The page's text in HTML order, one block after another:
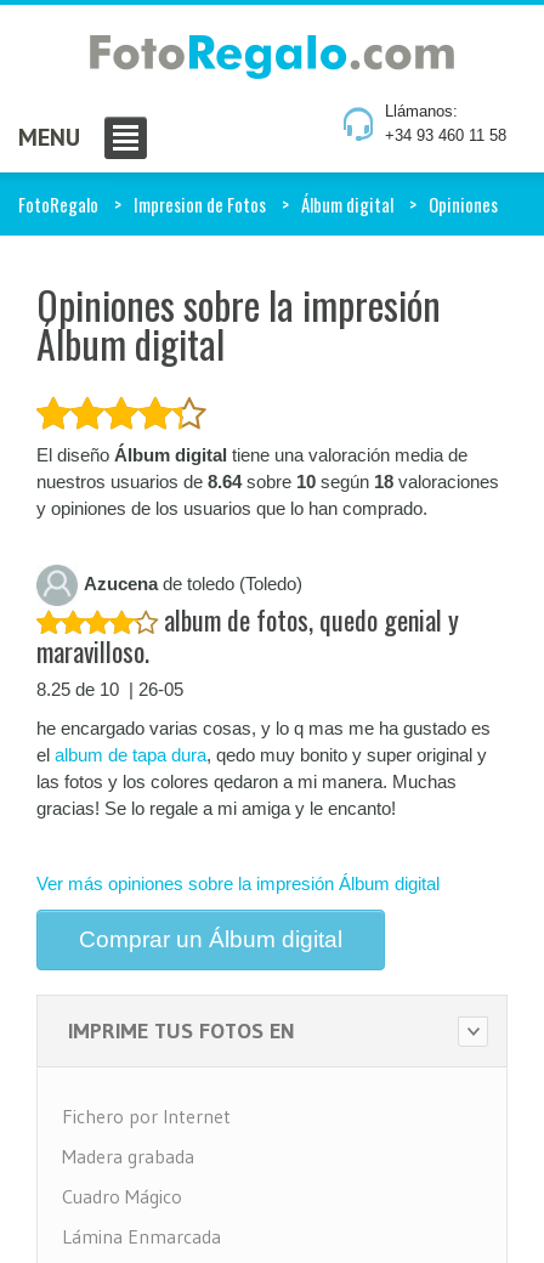
Llámanos:
+34 93 460 11 58
MENU
FotoRegalo Impresion de Fotos Álbum digital Opiniones
Opiniones sobre la impresión
Álbum digital
El diseño Álbum digital tiene una valoración media de
nuestros usuarios de 8.64sobre 10 según 18 valoraciones
y opiniones de los usuarios que lo han comprado.
Azucenade toledo (Toledo)
album de fotos, quedo genial y
maravilloso.
8.25 de 10 | 26-05
he encargado varias cosas, y lo q mas me ha gustado es
el album de tapa dura, qedo muy bonito y super original y
las fotos y los colores qedaron a mi manera. Muchas
gracias! Se lo regale a mi amiga y le encanto!
Ver más opiniones sobre la impresión Álbum digital
Comprar un Álbum digital
IMPRIME TUS FOTOS EN
Fichero por Internet
Madera grabada
Cuadro Mágico
Lámina Enmarcada